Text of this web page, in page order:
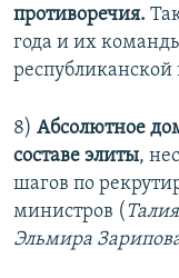
противоречия.
года и их
республиканской
8) Абсолютное
составе элиты,
шагов по
министров (
Эльмира